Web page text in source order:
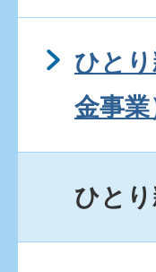
ひと
金事業
ひと